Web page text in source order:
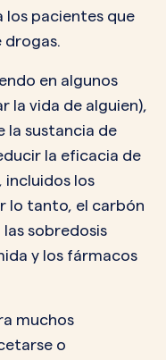
los pacientes que
drogas.
en algunos
la vida de alguien),
la sustancia de
la eficacia de
los
lo tanto, el carbón
sobredosis
y los fármacos
muchos
o